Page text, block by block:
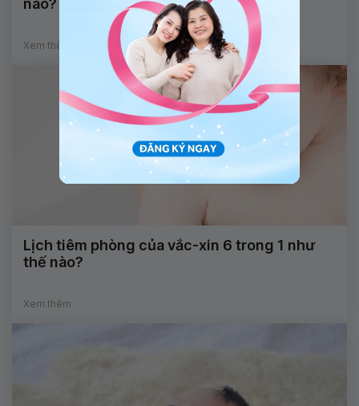
Xem thêm
Lịch tiêm phòng của vắc-xin 6 trong 1 như
thế nào?
Xem thêm